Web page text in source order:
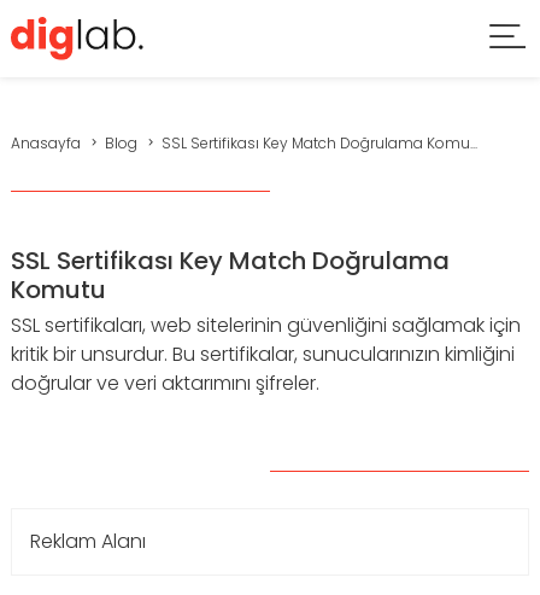
Anasayfa Blog SSL Sertifikası Key Match Doğrulama Komu...
SSL Sertifikası Key Match Doğrulama
Komutu
SSL sertifikaları, web sitelerinin güvenliğini sağlamak için
kritik bir unsurdur. Bu sertifikalar, sunucularınızın kimliğini
doğrular ve veri aktarımını şifreler.
Reklam Alanı